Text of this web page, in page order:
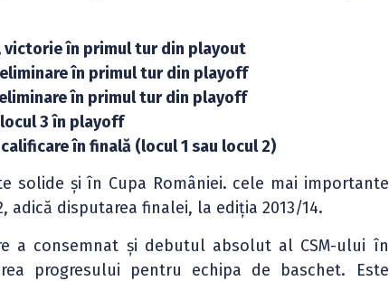
victorie în primul tur din playout
în primul tur din playoff
în primul tur din playoff
3 în playoff
în finală (locul 1 sau locul 2)
solide și în Cupa României. cele mai importante
disputarea finalei, la ediția 2013/14.
a consemnat și debutul absolut al CSM-ului în
progresului pentru echipa de baschet. Este